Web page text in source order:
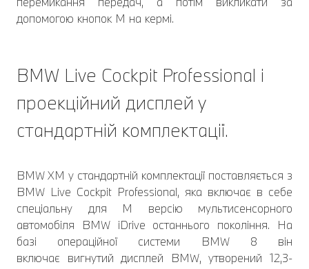
допомогою кнопок M на кермі.
BMW Live Cockpit Professional і
проекційний дисплей у
стандартній комплектації.
BMW XM у стандартній комплектації поставляється з
BMW Live Cockpit Professional, яка включає в себе
спеціальну для М версію мультисенсорного
автомобіля BMW iDrive останнього покоління. На
базі операційної системи BMW 8 він
включає вигнутий дисплей BMW, утворений 12,3-